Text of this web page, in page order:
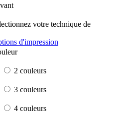
votre technique de
d'impression
2 couleurs
3 couleurs
4 couleurs